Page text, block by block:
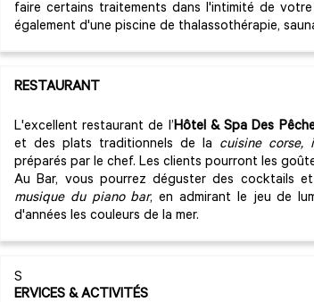
faire certains traitements dans l'intimité de
également d'une piscine de thalassothérapie,
RESTAURANT
L'excellent restaurant de l’Hôtel & Spa Des
et des plats traditionnels de la cuisine corse,
préparés par le chef. Les clients pourront les
Au Bar, vous pourrez déguster des cocktails
musique du piano bar, en admirant le jeu de
d'années les couleurs de la mer.
S
ERVICES & ACTIVITÉS